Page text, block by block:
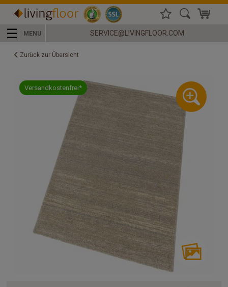
☰ MENU SERVICE@LIVINGFLOOR.COM
Zurück zur Übersicht
Versandkostenfrei*